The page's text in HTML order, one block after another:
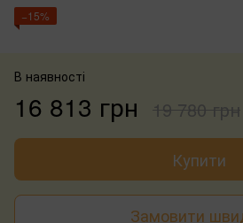
−15%
В наявності
16 813 грн 19 780 грн
Купити
Замовити